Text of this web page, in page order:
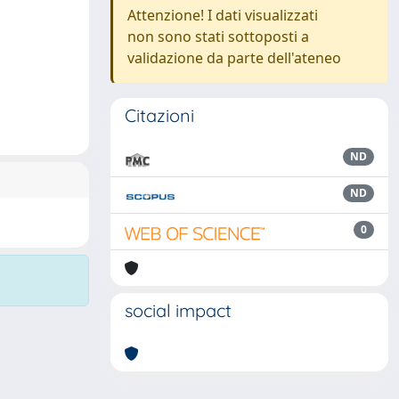
Attenzione! I dati visualizzati
non sono stati sottoposti a
validazione da parte dell'ateneo
Citazioni
ND
ND
0
social impact